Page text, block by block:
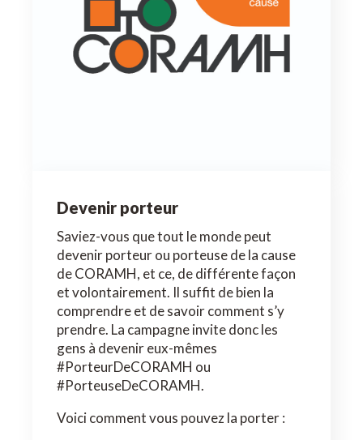
Devenir porteur
Saviez-vous que tout le monde peut
devenir porteur ou porteuse de la cause
de CORAMH, et ce, de différente façon
et volontairement. Il suffit de bien la
comprendre et de savoir comment s’y
prendre. La campagne invite donc les
gens à devenir eux-mêmes
#PorteurDeCORAMH ou
#PorteuseDeCORAMH.
Voici comment vous pouvez la porter :